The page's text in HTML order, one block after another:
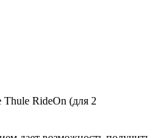
Thule RideOn (для 2